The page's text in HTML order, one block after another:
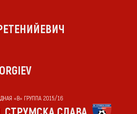
«В» ГРУППА 2015/16